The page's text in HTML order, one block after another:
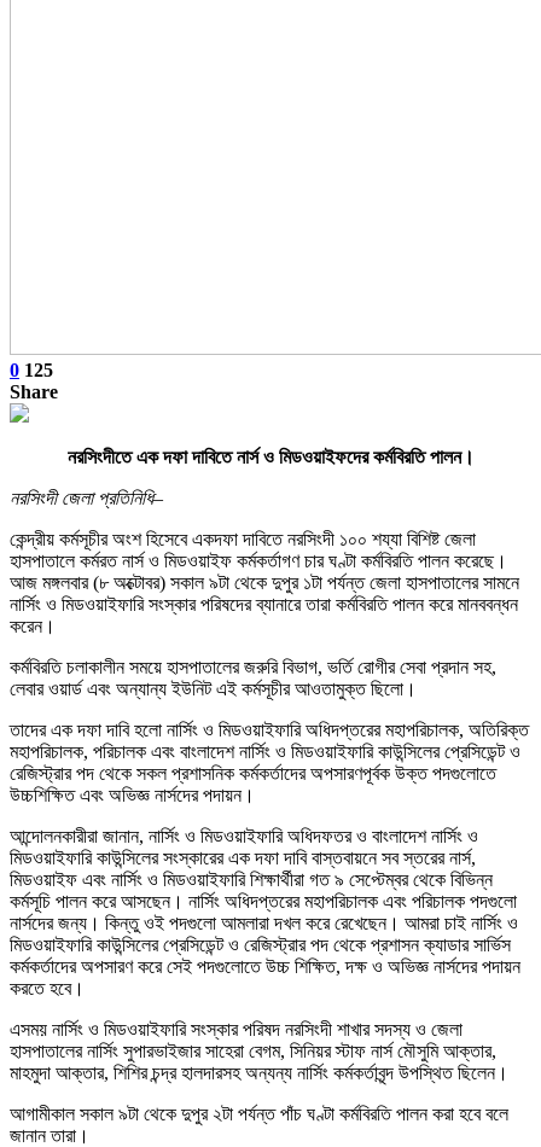
0 125
Share
নরসিংদীতে এক দফা দাবিতে নার্স ও মিডওয়াইফদের কর্মবিরতি পালন।
নরসিংদী জেলা প্রতিনিধি–
কেন্দ্রীয় কর্মসূচীর অংশ হিসেবে একদফা দাবিতে নরসিংদী ১০০ শয্যা বিশিষ্ট জেলা
হাসপাতালে কর্মরত নার্স ও মিডওয়াইফ কর্মকর্তাগণ চার ঘণ্টা কর্মবিরতি পালন করেছে।
আজ মঙ্গলবার (৮ অক্টোবর) সকাল ৯টা থেকে দুপুর ১টা পর্যন্ত জেলা হাসপাতালের সামনে
নার্সিং ও মিডওয়াইফারি সংস্কার পরিষদের ব্যানারে তারা কর্মবিরতি পালন করে মানববন্ধন
করেন।
কর্মবিরতি চলাকালীন সময়ে হাসপাতালের জরুরি বিভাগ, ভর্তি রোগীর সেবা প্রদান সহ,
লেবার ওয়ার্ড এবং অন্যান্য ইউনিট এই কর্মসূচীর আওতামুক্ত ছিলো।
তাদের এক দফা দাবি হলো নার্সিং ও মিডওয়াইফারি অধিদপ্তরের মহাপরিচালক, অতিরিক্ত
মহাপরিচালক, পরিচালক এবং বাংলাদেশ নার্সিং ও মিডওয়াইফারি কাউন্সিলের প্রেসিডেন্ট ও
রেজিস্ট্রার পদ থেকে সকল প্রশাসনিক কর্মকর্তাদের অপসারণপূর্বক উক্ত পদগুলোতে
উচ্চশিক্ষিত এবং অভিজ্ঞ নার্সদের পদায়ন।
আন্দোলনকারীরা জানান, নার্সিং ও মিডওয়াইফারি অধিদফতর ও বাংলাদেশ নার্সিং ও
মিডওয়াইফারি কাউন্সিলের সংস্কারের এক দফা দাবি বাস্তবায়নে সব স্তরের নার্স,
মিডওয়াইফ এবং নার্সিং ও মিডওয়াইফারি শিক্ষার্থীরা গত ৯ সেপ্টেম্বর থেকে বিভিন্ন
কর্মসূচি পালন করে আসছেন। নার্সিং অধিদপ্তরের মহাপরিচালক এবং পরিচালক পদগুলো
নার্সদের জন্য। কিন্তু ওই পদগুলো আমলারা দখল করে রেখেছেন। আমরা চাই নার্সিং ও
মিডওয়াইফারি কাউন্সিলের প্রেসিডেন্ট ও রেজিস্ট্রার পদ থেকে প্রশাসন ক্যাডার সার্ভিস
কর্মকর্তাদের অপসারণ করে সেই পদগুলোতে উচ্চ শিক্ষিত, দক্ষ ও অভিজ্ঞ নার্সদের পদায়ন
করতে হবে।
এসময় নার্সিং ও মিডওয়াইফারি সংস্কার পরিষদ নরসিংদী শাখার সদস্য ও জেলা
হাসপাতালের নার্সিং সুপারভাইজার সাহেরা বেগম, সিনিয়র স্টাফ নার্স মৌসুমি আক্তার,
মাহমুদা আক্তার, শিশির চন্দ্র হালদারসহ অন্যন্য নার্সিং কর্মকর্তাবৃন্দ উপস্থিত ছিলেন।
আগামীকাল সকাল ৯টা থেকে দুপুর ২টা পর্যন্ত পাঁচ ঘণ্টা কর্মবিরতি পালন করা হবে বলে
জানান তারা।